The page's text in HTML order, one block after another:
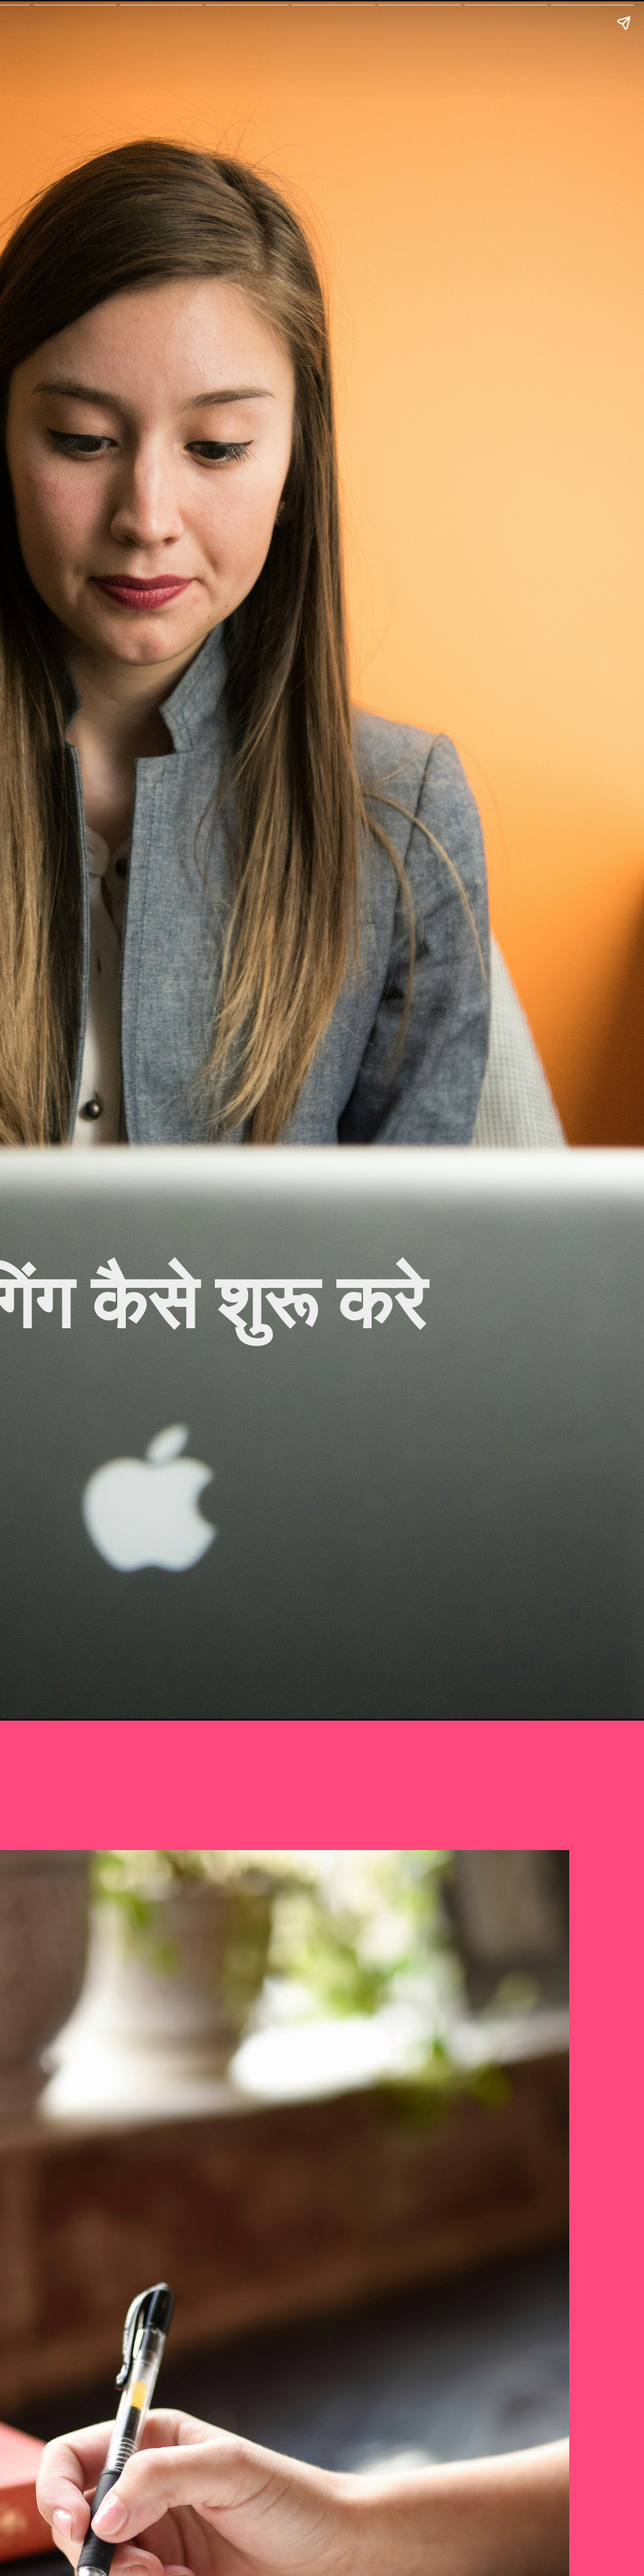
कैसे शुरू करे